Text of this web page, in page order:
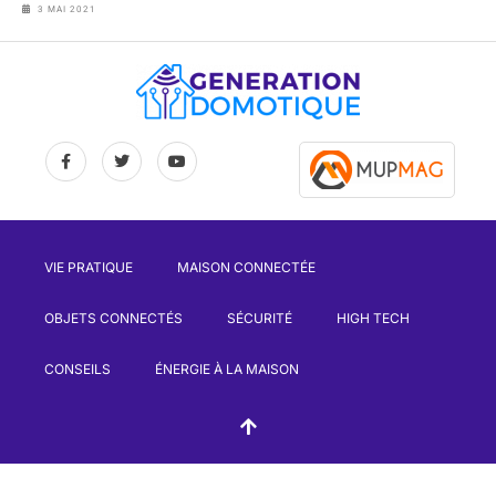
3 MAI 2021
VIE PRATIQUE MAISON CONNECTÉE
OBJETS CONNECTÉS SÉCURITÉ HIGH TECH
CONSEILS ÉNERGIE À LA MAISON